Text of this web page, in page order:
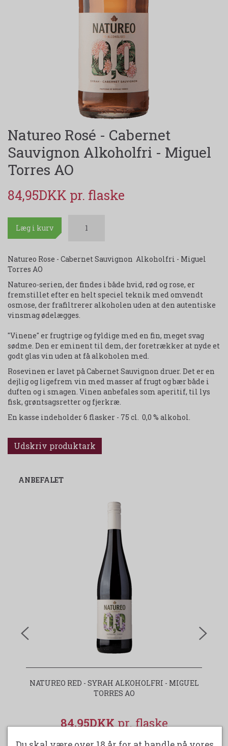
Natureo Rosé - Cabernet
Sauvignon Alkoholfri - Miguel
Torres AO
84,95DKK
Læg i kurv
Natureo Rose - Cabernet Sauvignon Alkoholfri - Miguel
Torres AO
Natureo-serien, der findes i både hvid, rød og rose, er
fremstillet efter en helt speciel teknik med omvendt
osmose, der frafiltrerer alkoholen uden at den autentiske
vinsmag ødelægges.
"Vinene" er frugtrige og fyldige med en fin, meget svag
sødme. Den er eminent til dem, der foretrækker at nyde et
godt glas vin uden at få alkoholen med.
Rosevinen er lavet på Cabernet Sauvignon druer. Det er en
dejlig og ligefrem vin med masser af frugt og bær både i
duften og i smagen. Vinen anbefales som aperitif, til lys
fisk, grøntsagsretter og fjerkræ.
En kasse indeholder 6 flasker - 75 cl. 0,0 % alkohol.
Udskriv produktark
ANBEFALET
NATUREO RED - SYRAH ALKOHOLFRI - MIGUEL
TORRES AO
84,95DKK